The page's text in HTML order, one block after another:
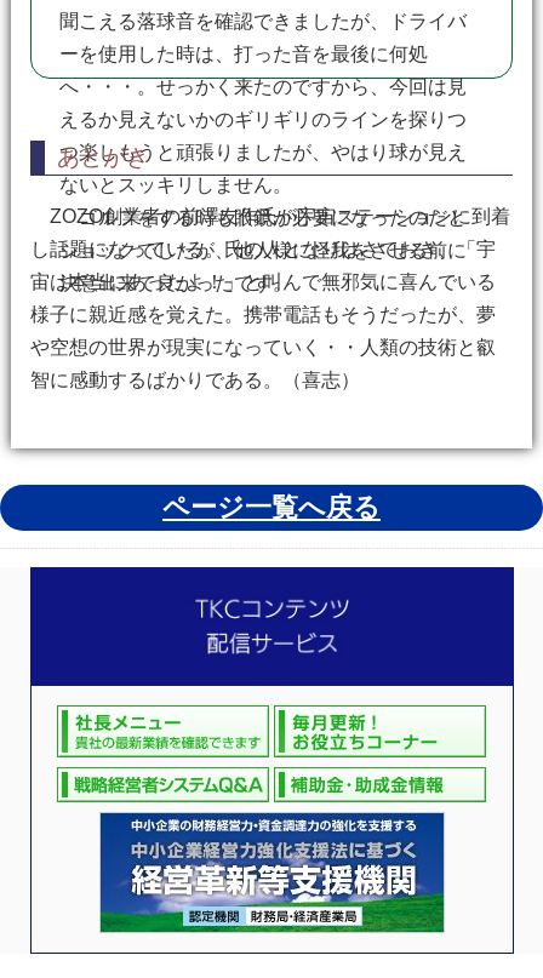
聞こえる落球音を確認できましたが、ドライバ
ーを使用した時は、打った音を最後に何処
へ・・・。せっかく来たのですから、今回は見
えるか見えないかのギリギリのラインを探りつ
つ楽しもうと頑張りましたが、やはり球が見え
ないとスッキリしません。
ゴルフをする時も眼鏡が必要になったのだと
ショックでしたが、他人様に怪我をさせる前に
決意出来て良かったです。
あとがき
ZOZO創業者の前澤友作氏が宇宙ステーションに到着
し話題になっている。氏の人となりはさておき、「宇
宙は本当にあったよ！」と叫んで無邪気に喜んでいる
様子に親近感を覚えた。携帯電話もそうだったが、夢
や空想の世界が現実になっていく・・人類の技術と叡
智に感動するばかりである。（喜志）
ページ一覧へ戻る